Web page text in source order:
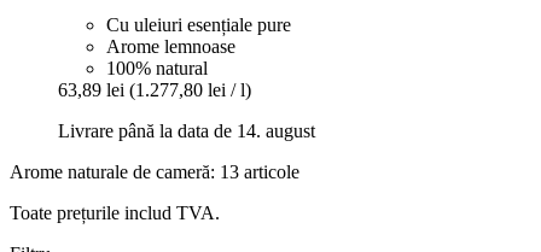
Cu uleiuri esențiale pure
Arome lemnoase
100% natural
63,89 lei (1.277,80 lei / l)
Livrare până la data de 14. august
Arome naturale de cameră: 13 articole
Toate prețurile includ TVA.